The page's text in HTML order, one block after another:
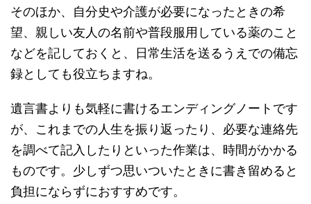
そのほか、自分史や介護が必要になったときの希
望、親しい友人の名前や普段服用している薬のこと
などを記しておくと、日常生活を送るうえでの備忘
録としても役立ちますね。
遺言書よりも気軽に書けるエンディングノートです
が、これまでの人生を振り返ったり、必要な連絡先
を調べて記入したりといった作業は、時間がかかる
ものです。少しずつ思いついたときに書き留めると
負担にならずにおすすめです。